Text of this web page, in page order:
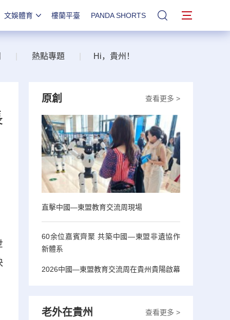
文娛體育 樓蘭平臺 PANDA SHORTS 站內搜索
熱點專題 Hi，貴州！
查看更多 >
原創
直擊中國—東盟教育交流周現場
60余位嘉賓齊聚 共築中國—東盟非遺協作
新體系
2026中國—東盟教育交流周在貴州貴陽啟幕
查看更多 >
老外在貴州